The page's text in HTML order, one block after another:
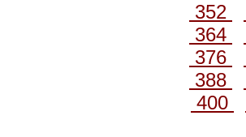
352
364
376
388
400